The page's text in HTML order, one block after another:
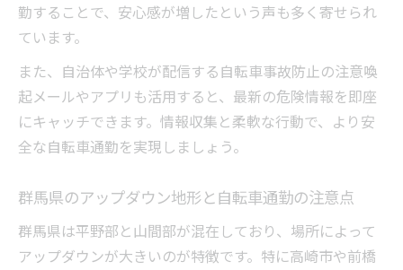
勤することで、安心感が増したという声も多く寄せられ
ています。
また、自治体や学校が配信する自転車事故防止の注意喚
起メールやアプリも活用すると、最新の危険情報を即座
にキャッチできます。情報収集と柔軟な行動で、より安
全な自転車通勤を実現しましょう。
群馬県のアップダウン地形と自転車通勤の注意点
群馬県は平野部と山間部が混在しており、場所によって
アップダウンが大きいのが特徴です。特に高崎市や前橋